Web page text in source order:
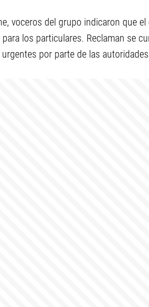
voceros del grupo indicaron que
los particulares. Reclaman se
por parte de las